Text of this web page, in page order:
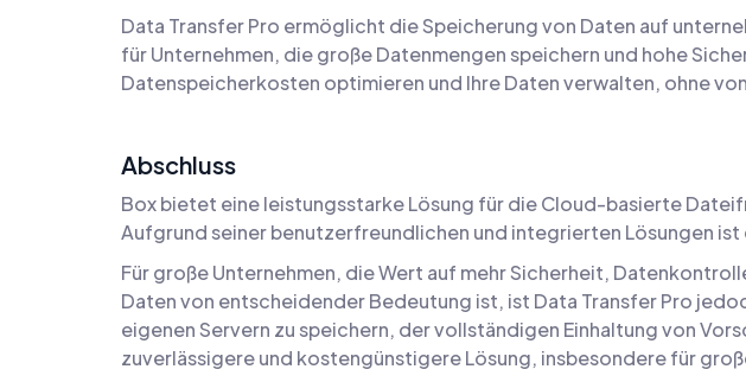
Data Transfer Pro ermöglicht die Speicherung von Daten auf
für Unternehmen, die große Datenmengen speichern und hohe
Datenspeicherkosten optimieren und Ihre Daten verwalten, ohne
Abschluss
Box bietet eine leistungsstarke Lösung für die Cloud-basierte
Aufgrund seiner benutzerfreundlichen und integrierten Lösungen
Für große Unternehmen, die Wert auf mehr Sicherheit,
Daten von entscheidender Bedeutung ist, ist Data Transfer Pro
eigenen Servern zu speichern, der vollständigen Einhaltung von
zuverlässigere und kostengünstigere Lösung, insbesondere für